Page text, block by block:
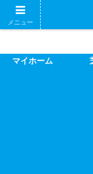
マイホーム
メニュー